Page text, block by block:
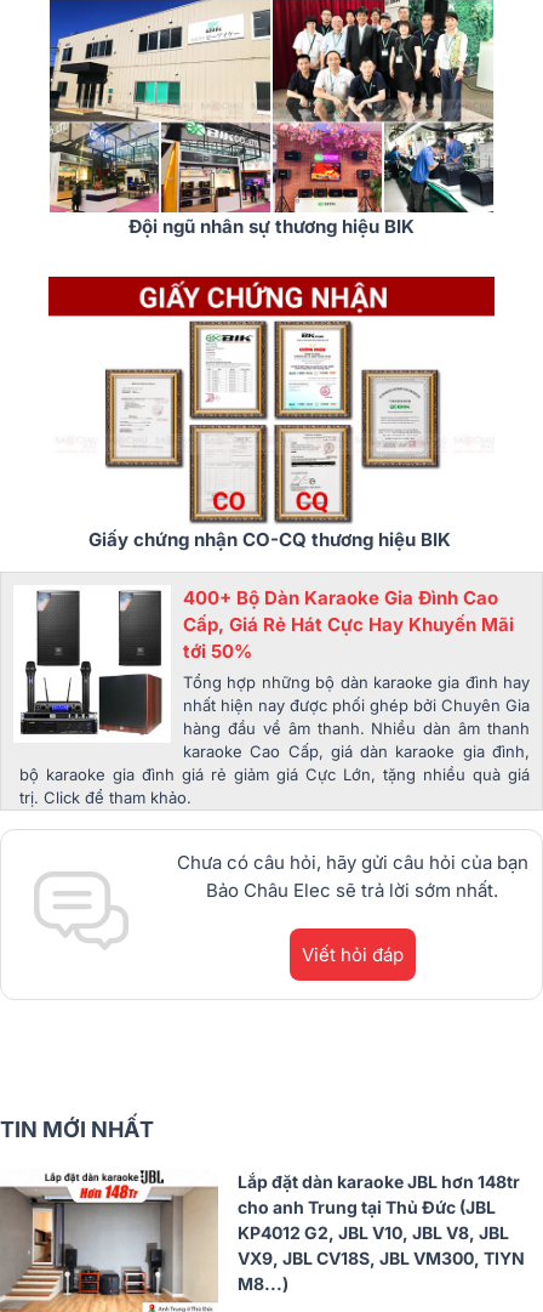
Đội ngũ nhân sự thương hiệu BIK
Giấy chứng nhận CO-CQ thương hiệu BIK
400+ Bộ Dàn Karaoke Gia Đình Cao
Cấp, Giá Rẻ Hát Cực Hay Khuyến Mãi
tới 50%
Tổng hợp những bộ dàn karaoke gia đình hay
nhất hiện nay được phối ghép bởi Chuyên Gia
hàng đầu về âm thanh. Nhiều dàn âm thanh
karaoke Cao Cấp, giá dàn karaoke gia đình,
bộ karaoke gia đình giá rẻ giảm giá Cực Lớn, tặng nhiều quà giá
trị. Click để tham khảo.
Chưa có câu hỏi, hãy gửi câu hỏi của bạn
Bảo Châu Elec sẽ trả lời sớm nhất.
Viết hỏi đáp
TIN MỚI NHẤT
Lắp đặt dàn karaoke JBL hơn 148tr
cho anh Trung tại Thủ Đức (JBL
KP4012 G2, JBL V10, JBL V8, JBL
VX9, JBL CV18S, JBL VM300, TIYN
M8...)